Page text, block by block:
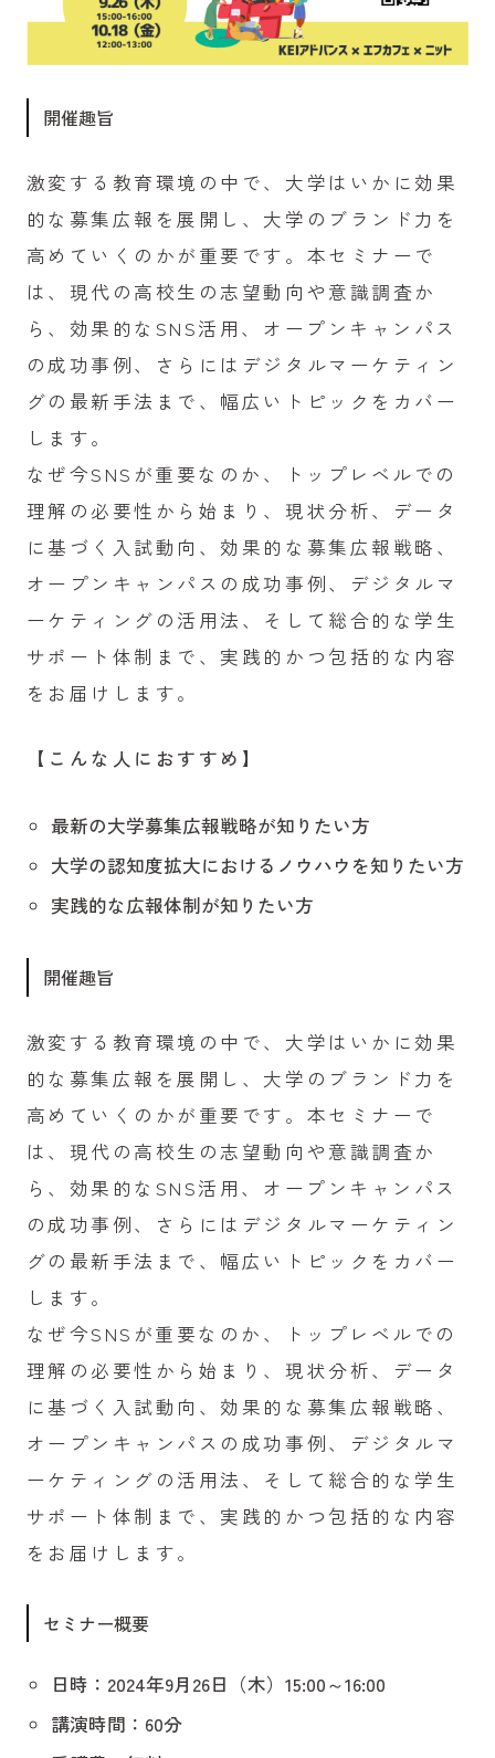
開催趣旨
激変する教育環境の中で、大学はいかに効果
的な募集広報を展開し、大学のブランド力を
高めていくのかが重要です。本セミナーで
は、現代の高校生の志望動向や意識調査か
ら、効果的なSNS活用、オープンキャンパス
の成功事例、さらにはデジタルマーケティン
グの最新手法まで、幅広いトピックをカバー
します。
なぜ今SNSが重要なのか、トップレベルでの
理解の必要性から始まり、現状分析、データ
に基づく入試動向、効果的な募集広報戦略、
オープンキャンパスの成功事例、デジタルマ
ーケティングの活用法、そして総合的な学生
サポート体制まで、実践的かつ包括的な内容
をお届けします。
【こんな人におすすめ】
最新の大学募集広報戦略が知りたい方
大学の認知度拡大におけるノウハウを知りたい方
実践的な広報体制が知りたい方
開催趣旨
激変する教育環境の中で、大学はいかに効果
的な募集広報を展開し、大学のブランド力を
高めていくのかが重要です。本セミナーで
は、現代の高校生の志望動向や意識調査か
ら、効果的なSNS活用、オープンキャンパス
の成功事例、さらにはデジタルマーケティン
グの最新手法まで、幅広いトピックをカバー
します。
なぜ今SNSが重要なのか、トップレベルでの
理解の必要性から始まり、現状分析、データ
に基づく入試動向、効果的な募集広報戦略、
オープンキャンパスの成功事例、デジタルマ
ーケティングの活用法、そして総合的な学生
サポート体制まで、実践的かつ包括的な内容
をお届けします。
セミナー概要
日時：2024年9月26日（木）15:00～16:00
講演時間：60分